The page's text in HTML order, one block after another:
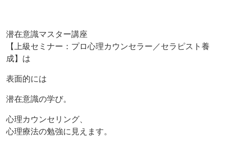
潜在意識マスター講座
【上級セミナー：プロ心理カウンセラー／セラピスト養
成】は
表面的には
潜在意識の学び。
心理カウンセリング、
心理療法の勉強に見えます。